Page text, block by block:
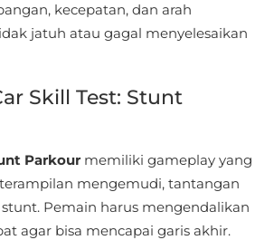
kecepatan, dan arah
jatuh atau gagal menyelesaikan
Skill Test: Stunt
Parkour memiliki gameplay yang
mengemudi, tantangan
Pemain harus mengendalikan
agar bisa mencapai garis akhir.